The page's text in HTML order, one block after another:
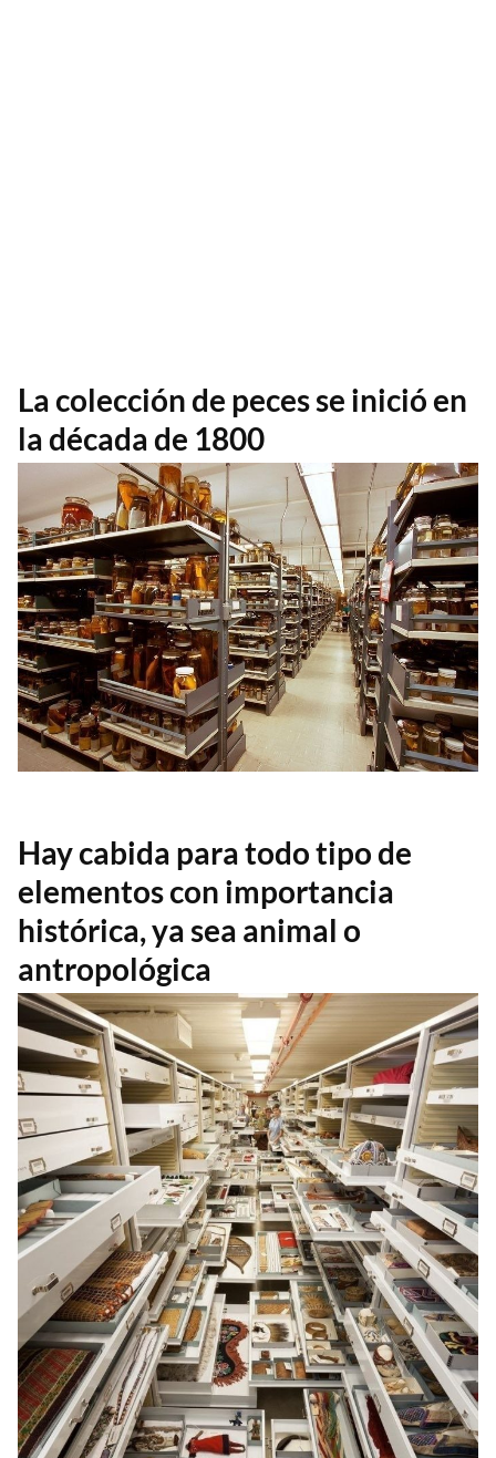
La colección de peces se inició en
la década de 1800
Hay cabida para todo tipo de
elementos con importancia
histórica, ya sea animal o
antropológica